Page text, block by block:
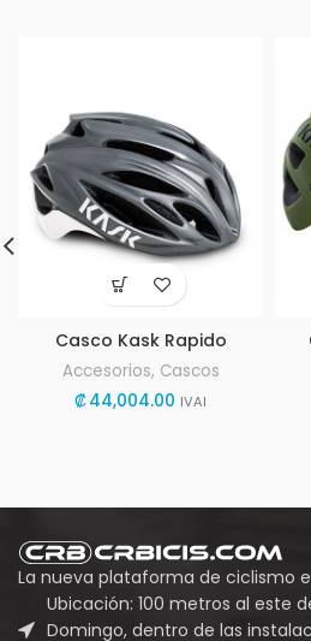
Casco Kask Rapido
Accesorios, Cascos
₡44,004.00 IVAI
La nueva plataforma de ciclismo
Ubicación: 100 metros al este
Domingo, dentro de las